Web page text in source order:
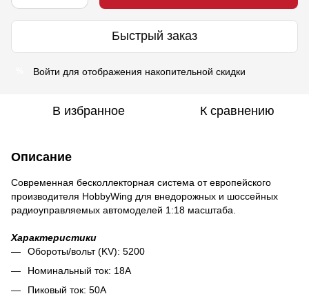
Быстрый заказ
Войти для отображения накопительной скидки
В избранное К сравнению
Описание
Современная бесколлекторная система от европейского
производителя HobbyWing для внедорожных и шоссейных
радиоуправляемых автомоделей 1:18 масштаба.
Характеристики
Обороты/вольт (KV): 5200
Номинальный ток: 18A
Пиковый ток: 50А